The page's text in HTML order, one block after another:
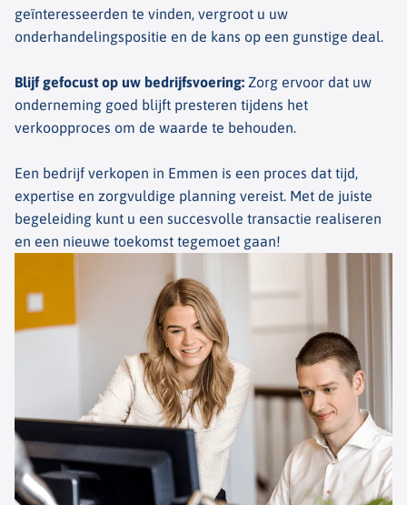
geïnteresseerden te vinden, vergroot u uw
onderhandelingspositie en de kans op een gunstige deal.
Blijf gefocust op uw bedrijfsvoering: Zorg ervoor dat uw
onderneming goed blijft presteren tijdens het
verkoopproces om de waarde te behouden.
Een bedrijf verkopen in Emmen is een proces dat tijd,
expertise en zorgvuldige planning vereist. Met de juiste
begeleiding kunt u een succesvolle transactie realiseren
en een nieuwe toekomst tegemoet gaan!